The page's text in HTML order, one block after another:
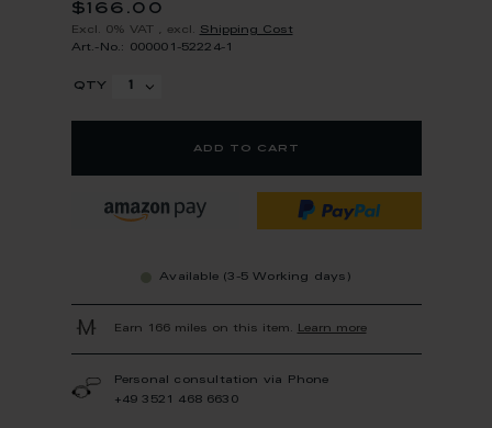
$166.00
Excl. 0% VAT excl. Shipping Cost
Art.-No.: 000001-52224-1
qty
add to cart
Available (3-5 Working days)
Earn 166 miles on this item. Learn more
Personal consultation via Phone
+49 3521 468 6630